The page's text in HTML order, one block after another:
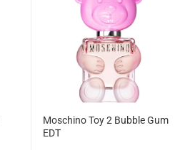
Moschino Toy 2 Bubble Gum
EDT